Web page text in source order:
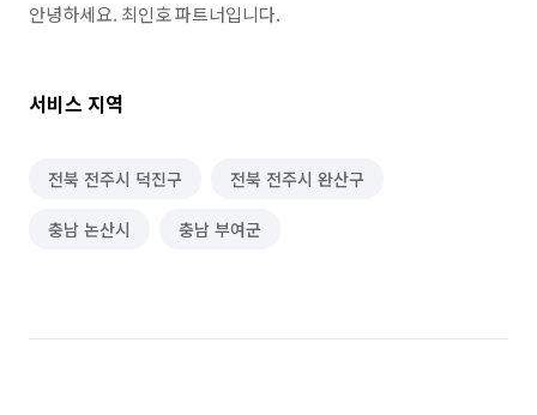
안녕하세요. 최인호 파트너입니다.
서비스 지역
전북 전주시 덕진구 전북 전주시 완산구
충남 논산시 충남 부여군